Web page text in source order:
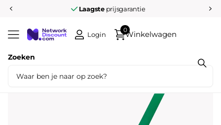
Laagsteprijsgarantie
Zoeken
Login Winkelwagen
0
Deel dit product
UTP CAT6 0.5M groen 100% koper